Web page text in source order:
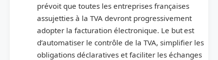
prévoit que toutes les entreprises françaises
assujetties à la TVA devront progressivement
adopter la facturation électronique. Le but est
d’automatiser le contrôle de la TVA, simplifier les
obligations déclaratives et faciliter les échanges